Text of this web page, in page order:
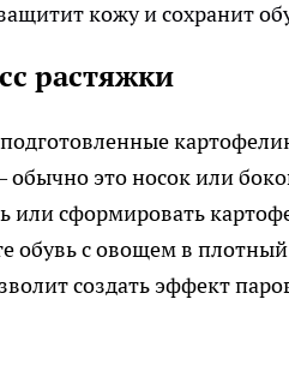
кожу и сохранит
растяжки
подготовленные
это носок или
или сформировать
обувь с овощем в
создать эффект